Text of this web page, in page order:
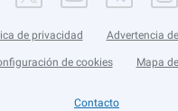
de privacidad Advertencia
de cookies Mapa
Contacto